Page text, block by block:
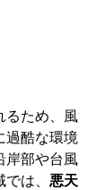
るため、風
過酷な環境
岸部や台風
は、 悪天